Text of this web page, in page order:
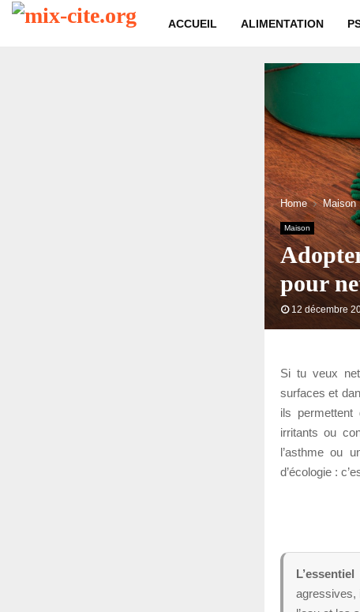
ACCUEIL ALIMENTATION
Home Maison
Maison
pour
12 décembre
Si tu veux
surfaces et
ils permettent
irritants ou
l’asthme ou
d’écologie :
agressives,